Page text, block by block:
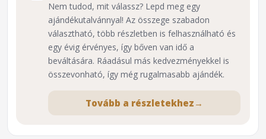
Nem tudod, mit válassz? Lepd meg egy
ajándékutalvánnyal! Az összege szabadon
választható, több részletben is felhasználható és
egy évig érvényes, így bőven van idő a
beváltására. Ráadásul más kedvezményekkel is
összevonható, így még rugalmasabb ajándék.
Tovább a részletekhez →